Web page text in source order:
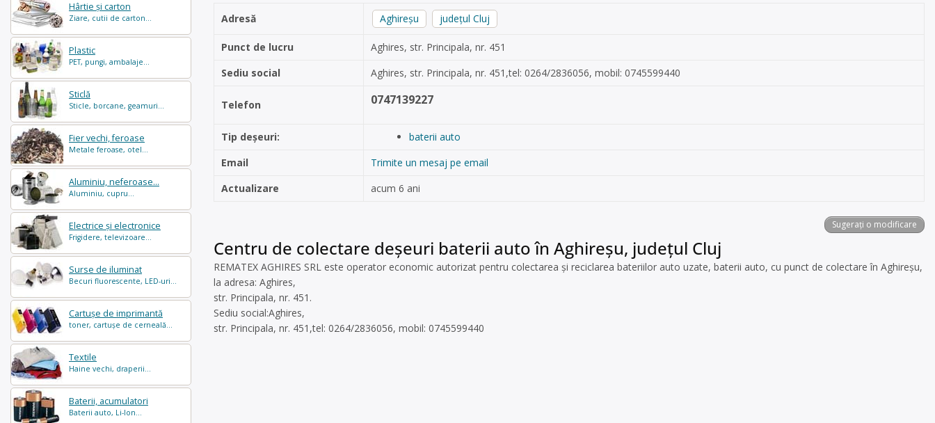
Hârtie și carton
Ziare, cutii de carton...
Plastic
PET, pungi, ambalaje...
Sticlă
Sticle, borcane, geamuri...
Fier vechi, feroase
Metale feroase, otel...
Aluminiu, neferoase...
Aluminiu, cupru...
Electrice și electronice
Frigidere, televizoare...
Surse de iluminat
Becuri fluorescente, LED-uri...
Cartușe de imprimantă
toner, cartușe de cerneală...
Textile
Haine vechi, draperii...
Baterii, acumulatori
Baterii auto, Li-Ion...
Adresă Aghireșu județul Cluj
Punct de lucru
Aghires, str. Principala, nr. 451
Sediu social
Aghires, str. Principala, nr. 451,tel: 0264/2836056, mobil: 0745599440
Telefon 0747139227
Tip deșeuri:
baterii auto
Email
Trimite un mesaj pe email
Actualizare
acum 6 ani
Sugerați o modificare
Centru de colectare deșeuri baterii auto în Aghireșu, județul Cluj
REMATEX AGHIRES SRL este operator economic autorizat pentru colectarea și reciclarea bateriilor auto uzate, baterii auto, cu punct de colectare în Aghireșu,
la adresa: Aghires,
str. Principala, nr. 451.
Sediu social:Aghires,
str. Principala, nr. 451,tel: 0264/2836056, mobil: 0745599440